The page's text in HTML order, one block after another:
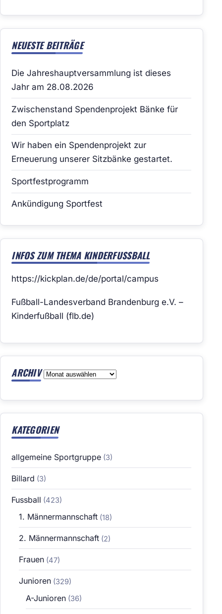
NEUESTE BEITRÄGE
Die Jahreshauptversammlung ist dieses
Jahr am 28.08.2026
Zwischenstand Spendenprojekt Bänke für
den Sportplatz
Wir haben ein Spendenprojekt zur
Erneuerung unserer Sitzbänke gestartet.
Sportfestprogramm
Ankündigung Sportfest
INFOS ZUM THEMA KINDERFUSSBALL
https://kickplan.de/de/portal/campus
Fußball-Landesverband Brandenburg e.V. –
Kinderfußball (flb.de)
ARCHIV Archiv
KATEGORIEN
allgemeine Sportgruppe (3)
Billard (3)
Fussball (423)
1. Männermannschaft(18)
2. Männermannschaft(2)
Frauen(47)
Junioren(329)
A-Junioren (36)